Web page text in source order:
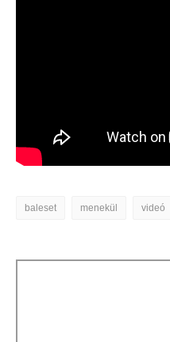
baleset menekül videó